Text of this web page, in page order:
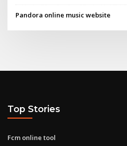
Pandora online music website
Top Stories
Fcm online tool